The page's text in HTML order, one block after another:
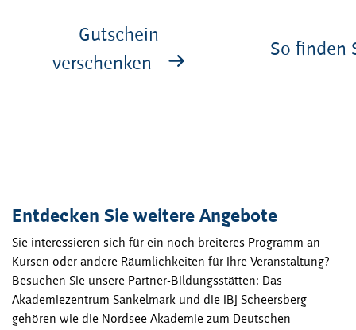
Gutschein
verschenken
So finden
Entdecken Sie weitere Angebote
Sie interessieren sich für ein noch breiteres Programm an
Kursen oder andere Räumlichkeiten für Ihre Veranstaltung?
Besuchen Sie unsere Partner-Bildungsstätten: Das
Akademiezentrum Sankelmark und die IBJ Scheersberg
gehören wie die Nordsee Akademie zum Deutschen